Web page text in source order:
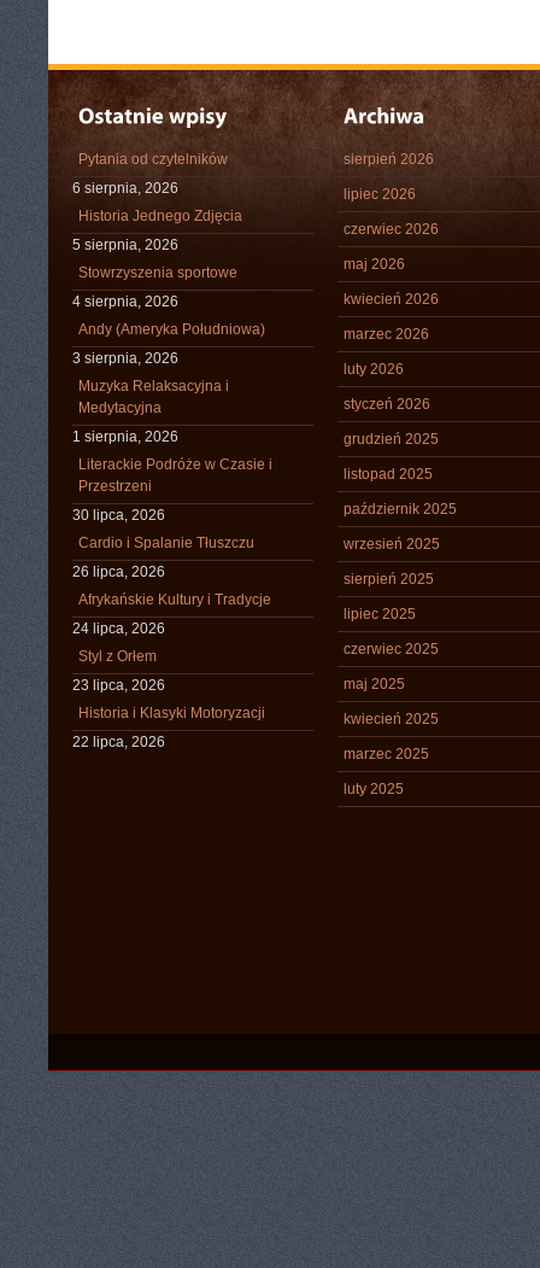
Pytania od czytelników
6 sierpnia, 2026
Historia Jednego Zdjęcia
5 sierpnia, 2026
Stowrzyszenia sportowe
4 sierpnia, 2026
Andy (Ameryka Południowa)
3 sierpnia, 2026
Muzyka Relaksacyjna i
Medytacyjna
1 sierpnia, 2026
Literackie Podróże w Czasie i
Przestrzeni
30 lipca, 2026
Cardio i Spalanie Tłuszczu
26 lipca, 2026
Afrykańskie Kultury i Tradycje
24 lipca, 2026
Styl z Orłem
23 lipca, 2026
Historia i Klasyki Motoryzacji
22 lipca, 2026
sierpień 2026
lipiec 2026
czerwiec 2026
maj 2026
kwiecień 2026
marzec 2026
luty 2026
styczeń 2026
grudzień 2025
listopad 2025
październik 2025
wrzesień 2025
sierpień 2025
lipiec 2025
czerwiec 2025
maj 2025
kwiecień 2025
marzec 2025
luty 2025